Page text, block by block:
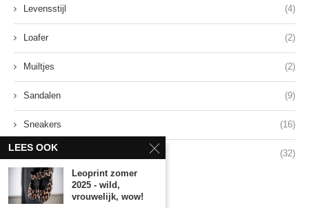
Levensstijl (4)
Loafer (2)
Muiltjes (2)
Sandalen (9)
Sneakers (16)
Stijl (32)
LEES OOK
Leoprint zomer
2025 - wild,
vrouwelijk, wow!